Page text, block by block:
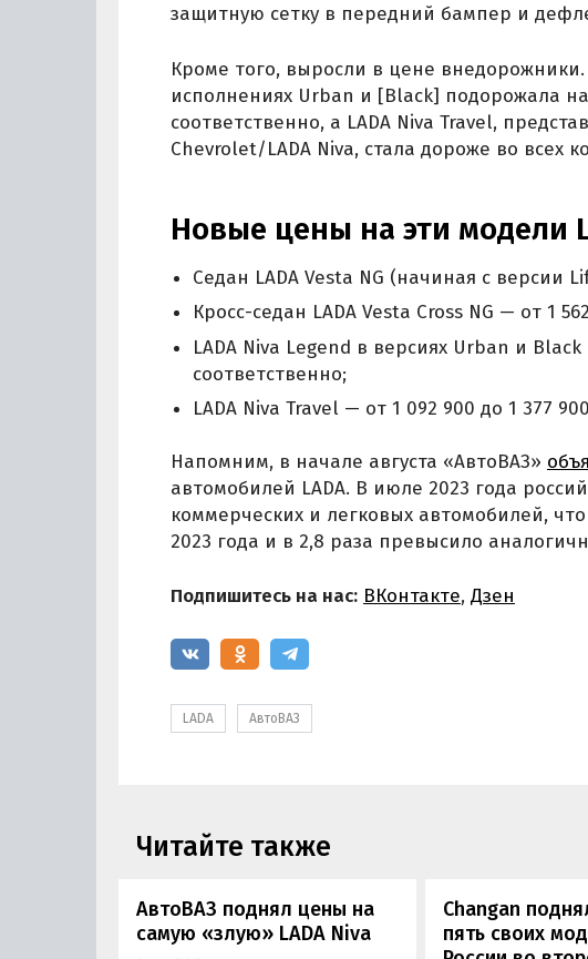
защитную сетку в передний бампер и
Кроме того, выросли в цене внедорожники.
исполнениях Urban и [Black] подорожала
соответственно, а LADA Niva Travel,
Chevrolet/LADA Niva, стала дороже во всех
Новые цены на эти модели
Седан LADA Vesta NG (начиная с версии
Кросс-седан LADA Vesta Cross NG — от 1
LADA Niva Legend в версиях Urban и
соответственно;
LADA Niva Travel — от 1 092 900 до 1 377
Напомним, в начале августа «АвтоВАЗ»
автомобилей LADA. В июле 2023 года
коммерческих и легковых автомобилей,
2023 года и в 2,8 раза превысило
Подпишитесь на нас: ВКонтакте, Дзен
LADA АвтоВАЗ
Читайте также
АвтоВАЗ поднял цены на
самую «злую» LADA Niva
Changan
пять своих